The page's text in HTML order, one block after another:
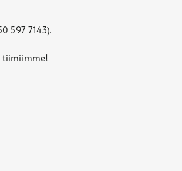
597 7143).
tiimiimme!